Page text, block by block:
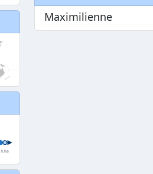
Maximilienne